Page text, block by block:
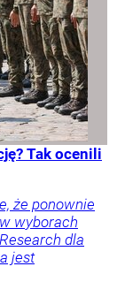
Tak ocenili
że ponownie
wyborach
dla
jest